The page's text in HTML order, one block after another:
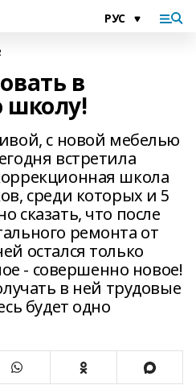
в
школу!
с новой мебелью
встретила
школа
среди которых и 5
сказать, что после
ремонта от
остался только
- совершенно новое!
в ней трудовые
будет одно